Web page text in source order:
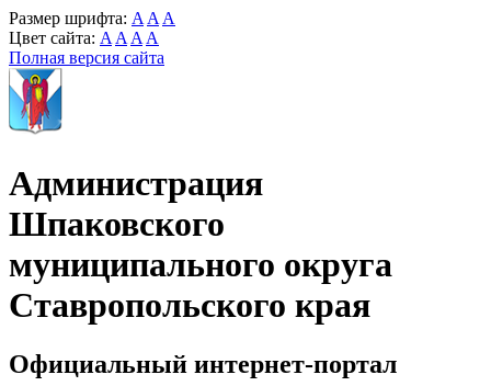
Размер шрифта: A A A
Цвет сайта: A A A A
Полная версия сайта
Администрация
Шпаковского
муниципального округа
Ставропольского края
Официальный интернет-портал